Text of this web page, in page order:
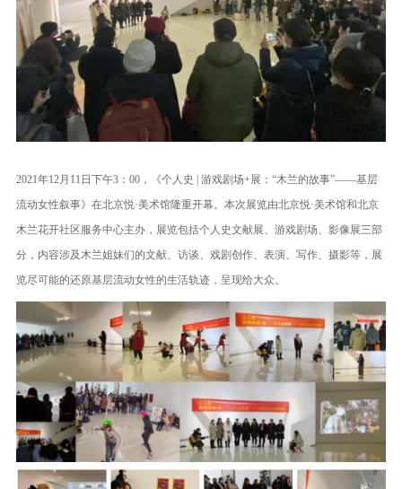
2021年12月11日下午3：00，《个人史 | 游戏剧场+展：“木兰的故事”——基层
流动女性叙事》在北京悦·美术馆隆重开幕。本次展览由北京悦·美术馆和北京
木兰花开社区服务中心主办，展览包括个人史文献展、游戏剧场、影像展三部
分，内容涉及木兰姐妹们的文献、访谈、戏剧创作、表演、写作、摄影等，展
览尽可能的还原基层流动女性的生活轨迹，呈现给大众。